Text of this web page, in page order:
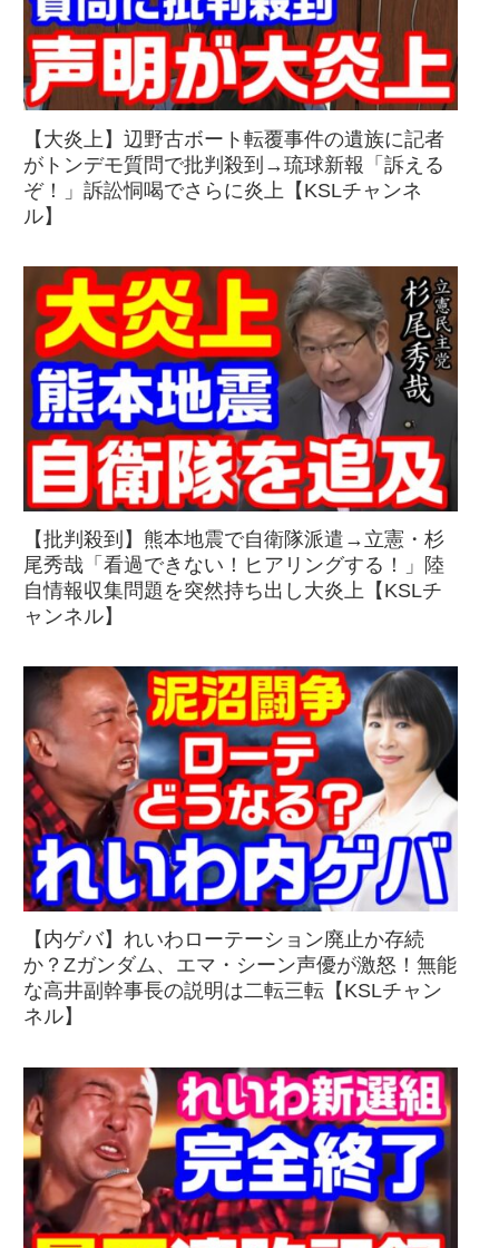
【大炎上】辺野古ボート転覆事件の遺族に記者
がトンデモ質問で批判殺到→琉球新報「訴える
ぞ！」訴訟恫喝でさらに炎上【KSLチャンネ
ル】
【批判殺到】熊本地震で自衛隊派遣→立憲・杉
尾秀哉「看過できない！ヒアリングする！」陸
自情報収集問題を突然持ち出し大炎上【KSLチ
ャンネル】
【内ゲバ】れいわローテーション廃止か存続
か？Zガンダム、エマ・シーン声優が激怒！無能
な高井副幹事長の説明は二転三転【KSLチャン
ネル】